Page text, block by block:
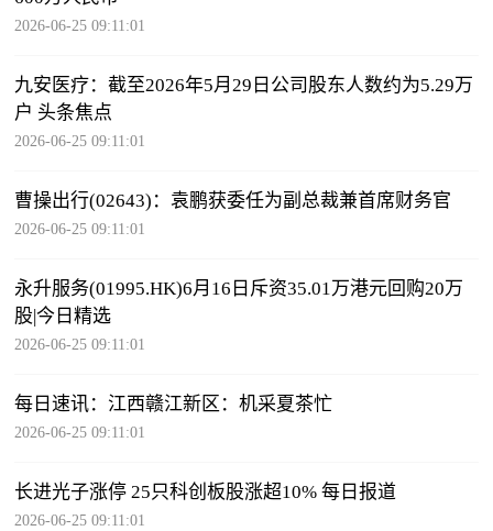
2026-06-25 09:11:01
九安医疗：截至2026年5月29日公司股东人数约为5.29万
户 头条焦点
2026-06-25 09:11:01
曹操出行(02643)：袁鹏获委任为副总裁兼首席财务官
2026-06-25 09:11:01
永升服务(01995.HK)6月16日斥资35.01万港元回购20万
股|今日精选
2026-06-25 09:11:01
每日速讯：江西赣江新区：机采夏茶忙
2026-06-25 09:11:01
长进光子涨停 25只科创板股涨超10% 每日报道
2026-06-25 09:11:01